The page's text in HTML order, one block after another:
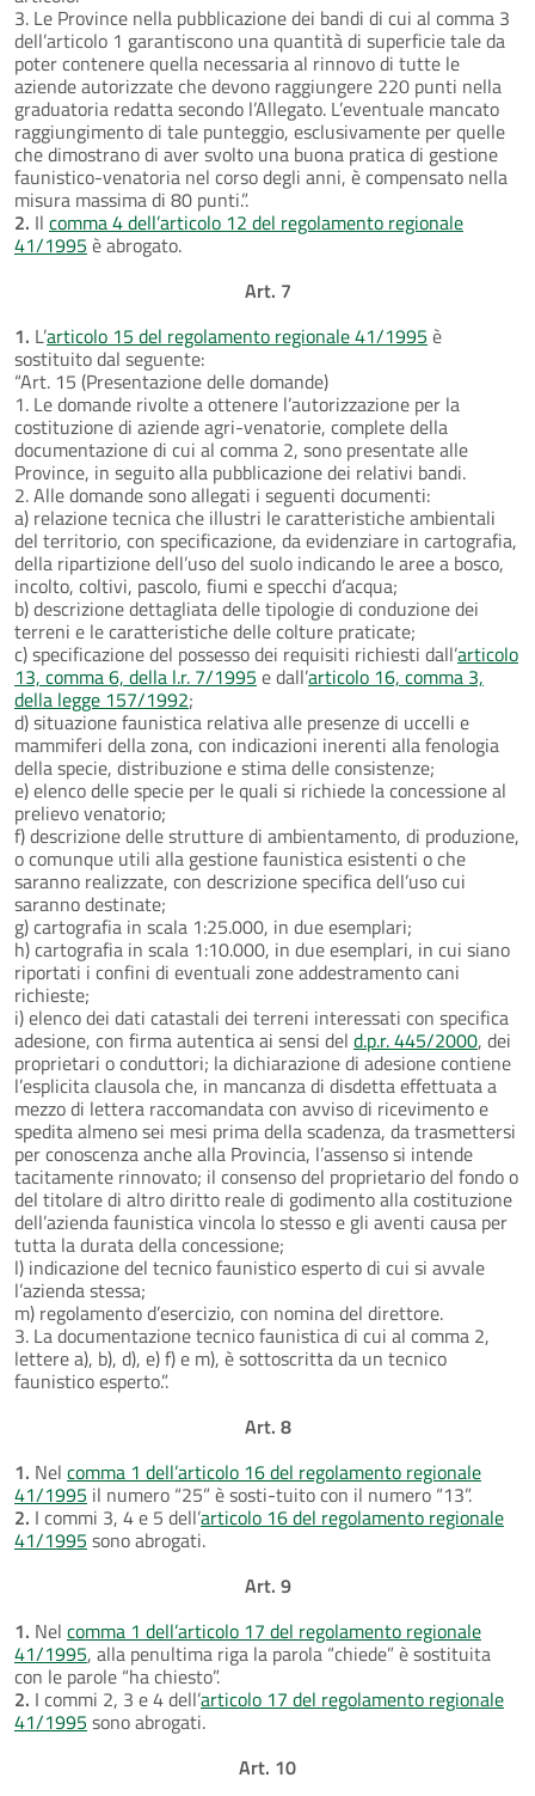
3. Le Province nella pubblicazione dei bandi di cui al comma 3
dell’articolo 1 garantiscono una quantità di superficie tale da
poter contenere quella necessaria al rinnovo di tutte le
aziende autorizzate che devono raggiungere 220 punti nella
graduatoria redatta secondo l’Allegato. L’eventuale mancato
raggiungimento di tale punteggio, esclusivamente per quelle
che dimostrano di aver svolto una buona pratica di gestione
faunistico-venatoria nel corso degli anni, è compensato nella
misura massima di 80 punti.”.
2. Il comma 4 dell’articolo 12 del regolamento regionale
41/1995 è abrogato.
Art. 7
1. L’articolo 15 del regolamento regionale 41/1995 è
sostituito dal seguente:
“Art. 15 (Presentazione delle domande)
1. Le domande rivolte a ottenere l’autorizzazione per la
costituzione di aziende agri-venatorie, complete della
documentazione di cui al comma 2, sono presentate alle
Province, in seguito alla pubblicazione dei relativi bandi.
2. Alle domande sono allegati i seguenti documenti:
a) relazione tecnica che illustri le caratteristiche ambientali
del territorio, con specificazione, da evidenziare in cartografia,
della ripartizione dell’uso del suolo indicando le aree a bosco,
incolto, coltivi, pascolo, fiumi e specchi d’acqua;
b) descrizione dettagliata delle tipologie di conduzione dei
terreni e le caratteristiche delle colture praticate;
c) specificazione del possesso dei requisiti richiesti dall’articolo
13, comma 6, della l.r. 7/1995 e dall’articolo 16, comma 3,
della legge 157/1992;
d) situazione faunistica relativa alle presenze di uccelli e
mammiferi della zona, con indicazioni inerenti alla fenologia
della specie, distribuzione e stima delle consistenze;
e) elenco delle specie per le quali si richiede la concessione al
prelievo venatorio;
f) descrizione delle strutture di ambientamento, di produzione,
o comunque utili alla gestione faunistica esistenti o che
saranno realizzate, con descrizione specifica dell’uso cui
saranno destinate;
g) cartografia in scala 1:25.000, in due esemplari;
h) cartografia in scala 1:10.000, in due esemplari, in cui siano
riportati i confini di eventuali zone addestramento cani
richieste;
i) elenco dei dati catastali dei terreni interessati con specifica
adesione, con firma autentica ai sensi del d.p.r. 445/2000, dei
proprietari o conduttori; la dichiarazione di adesione contiene
l’esplicita clausola che, in mancanza di disdetta effettuata a
mezzo di lettera raccomandata con avviso di ricevimento e
spedita almeno sei mesi prima della scadenza, da trasmettersi
per conoscenza anche alla Provincia, l’assenso si intende
tacitamente rinnovato; il consenso del proprietario del fondo o
del titolare di altro diritto reale di godimento alla costituzione
dell’azienda faunistica vincola lo stesso e gli aventi causa per
tutta la durata della concessione;
l) indicazione del tecnico faunistico esperto di cui si avvale
l’azienda stessa;
m) regolamento d’esercizio, con nomina del direttore.
3. La documentazione tecnico faunistica di cui al comma 2,
lettere a), b), d), e) f) e m), è sottoscritta da un tecnico
faunistico esperto.”.
Art. 8
1. Nel comma 1 dell’articolo 16 del regolamento regionale
41/1995 il numero “25” è sosti-tuito con il numero “13”.
2. I commi 3, 4 e 5 dell’articolo 16 del regolamento regionale
41/1995 sono abrogati.
Art. 9
1. Nel comma 1 dell’articolo 17 del regolamento regionale
41/1995, alla penultima riga la parola “chiede” è sostituita
con le parole “ha chiesto”.
2. I commi 2, 3 e 4 dell’articolo 17 del regolamento regionale
41/1995 sono abrogati.
Art. 10